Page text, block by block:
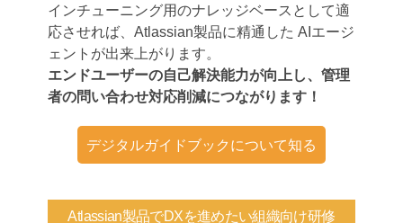
インチューニング用のナレッジベースとして適
応させれば、Atlassian製品に精通した AIエージ
ェントが出来上がります。
エンドユーザーの自己解決能力が向上し、管理
者の問い合わせ対応削減につながります！
デジタルガイドブックについて知る
Atlassian製品でDXを進めたい組織向け研修